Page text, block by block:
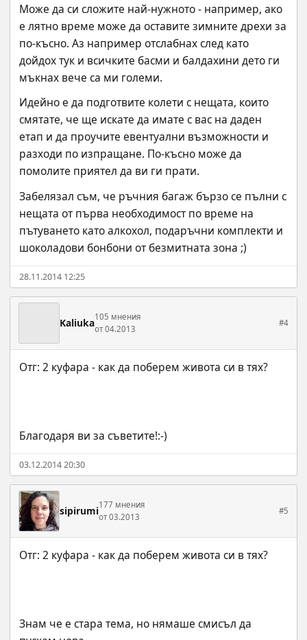
Може да си сложите най-нужното - например, ако
е лятно време може да оставите зимните дрехи за
по-късно. Аз например отслабнах след като
дойдох тук и всичките басми и балдахини дето ги
мъкнах вече са ми големи.
Идейно е да подготвите колети с нещата, които
смятате, че ще искате да имате с вас на даден
етап и да проучите евентуални възможности и
разходи по изпращане. По-късно може да
помолите приятел да ви ги прати.
Забелязал съм, че ръчния багаж бързо се пълни с
нещата от първа необходимост по време на
пътуването като алкохол, подаръчни комплекти и
шоколадови бонбони от безмитната зона ;)
28.11.2014 12:25
Kaliuka105 мнения
от 04.2013
#4
Благодаря ви за съветите!:-)
03.12.2014 20:30
sipirumi177 мнения
от 03.2013
#5
Знам че е стара тема, но нямаше смисъл да